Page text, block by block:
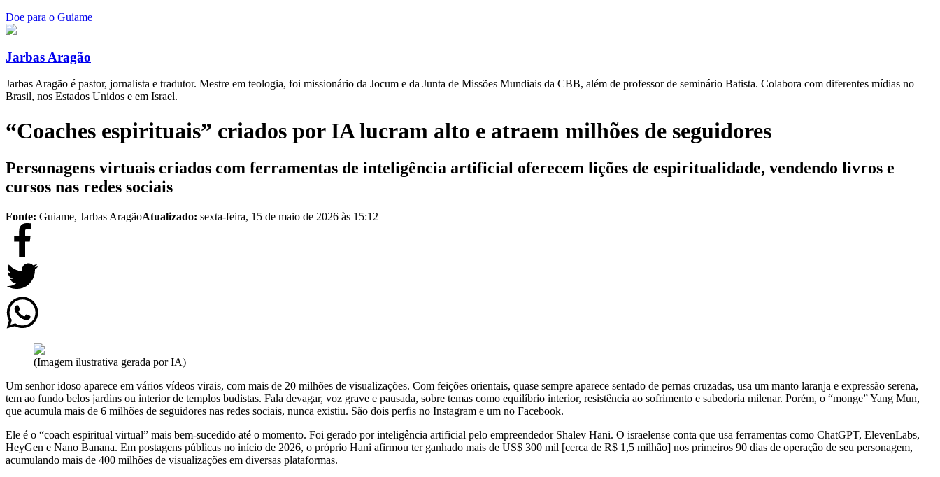
Doe para o Guiame
Jarbas Aragão
Jarbas Aragão é pastor, jornalista e tradutor. Mestre em teologia, foi missionário da Jocum e da Junta de Missões Mundiais da CBB, além de professor de seminário Batista. Colabora com diferentes mídias no
Brasil, nos Estados Unidos e em Israel.
“Coaches espirituais” criados por IA lucram alto e atraem milhões de seguidores
Personagens virtuais criados com ferramentas de inteligência artificial oferecem lições de espiritualidade, vendendo livros e
cursos nas redes sociais
Fonte: Guiame, Jarbas AragãoAtualizado: sexta-feira, 15 de maio de 2026 às 15:12
(Imagem ilustrativa gerada por IA)
Um senhor idoso aparece em vários vídeos virais, com mais de 20 milhões de visualizações. Com feições orientais, quase sempre aparece sentado de pernas cruzadas, usa um manto laranja e expressão serena,
tem ao fundo belos jardins ou interior de templos budistas. Fala devagar, voz grave e pausada, sobre temas como equilíbrio interior, resistência ao sofrimento e sabedoria milenar. Porém, o “monge” Yang Mun,
que acumula mais de 6 milhões de seguidores nas redes sociais, nunca existiu. São dois perfis no Instagram e um no Facebook.
Ele é o “coach espiritual virtual” mais bem-sucedido até o momento. Foi gerado por inteligência artificial pelo empreendedor Shalev Hani. O israelense conta que usa ferramentas como ChatGPT, ElevenLabs,
HeyGen e Nano Banana. Em postagens públicas no início de 2026, o próprio Hani afirmou ter ganhado mais de US$ 300 mil [cerca de R$ 1,5 milhão] nos primeiros 90 dias de operação de seu personagem,
acumulando mais de 400 milhões de visualizações em diversas plataformas.